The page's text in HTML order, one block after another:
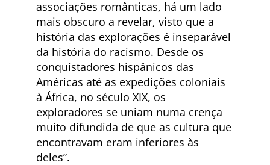
associações românticas, há um lado
mais obscuro a revelar, visto que a
história das explorações é inseparável
da história do racismo. Desde os
conquistadores hispânicos das
Américas até as expedições coloniais
à África, no século XIX, os
exploradores se uniam numa crença
muito difundida de que as cultura que
encontravam eram inferiores às
deles”.